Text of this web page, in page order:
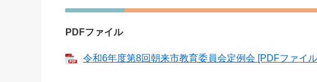
PDFファイル
令和6年度第8回朝来市教育委員会定例会 [PDFファイ